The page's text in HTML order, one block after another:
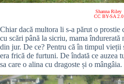
Shanna Riley
CC BY-SA 2.0
Chiar dacă multora li s-a părut o prostie
cu scări până la sicriu, mama îndurerată
din jur. De ce? Pentru că în timpul vieții
era frică de furtuni. De îndată ce auzea
sa care o alina cu dragoste și o mângâia.